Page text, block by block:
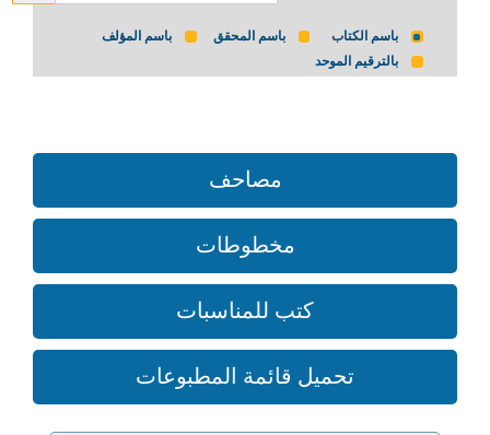
باسم الكتاب باسم المحقق
باسم المؤلف
بالترقيم الموحد
مصاحف
مخطوطات
كتب للمناسبات
تحميل قائمة المطبوعات